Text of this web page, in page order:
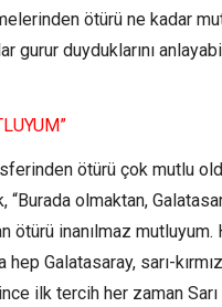
ötürü ne kadar
gurur duyduklarını
ötürü çok mutlu
olmaktan,
ötürü inanılmaz mutluyum.
Galatasaray, sarı-
ilk tercih her zaman Sarı